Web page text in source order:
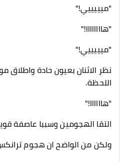
"ميييييي!"
"هاااااااا!"
"ميييييي!"
نظر الاثنان بعيون حادة
اللحظة.
"هاااااا!"
التقا الهجومين وسببا عاصفة
ولكن من الواضح ان هجوم